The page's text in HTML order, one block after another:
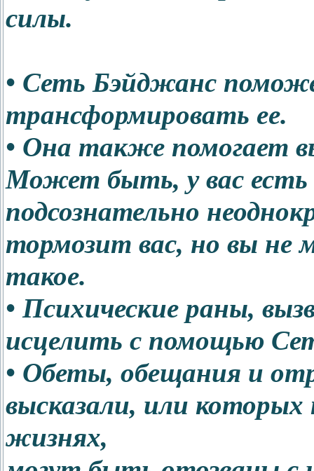
силы.
• Сеть Бэйджанс
трансформировать ее.
• Она также помогает
Может быть, у вас
подсознательно
тормозит вас, но вы не
такое.
• Психические раны,
исцелить с помощью
• Обеты, обещания и
высказали, или
жизнях,